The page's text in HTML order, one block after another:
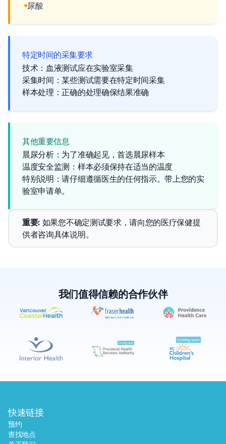
尿酸
特定时间的采集要求
技术：血液测试应在实验室采集
采集时间：某些测试需要在特定时间采集
样本处理：正确的处理确保结果准确
其他重要信息
晨尿分析：为了准确起见，首选晨尿样本
温度安全监测：样本必须保持在适当的温度
特别说明：请仔细遵循医生的任何指示。带上您的实
验室申请单。
重要: 如果您不确定测试要求，请向您的医疗保健提
供者咨询具体说明。
我们值得信赖的合作伙伴
快速链接
预约
查找地点